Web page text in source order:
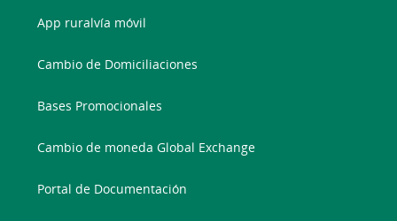
App ruralvía móvil
Cambio de Domiciliaciones
Bases Promocionales
Cambio de moneda Global Exchange
Portal de Documentación